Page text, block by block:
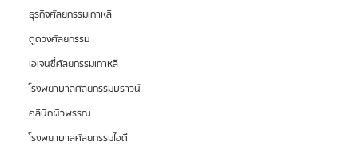
ธุรกิจศัลยกรรมเกาหลี
ดูดวงศัลยกรรม
เอเจนซี่ศัลยกรรมเกาหลี
โรงพยาบาลศัลยกรรมบราวน์
คลินิกผิวพรรณ
โรงพยาบาลศัลยกรรมไอดี